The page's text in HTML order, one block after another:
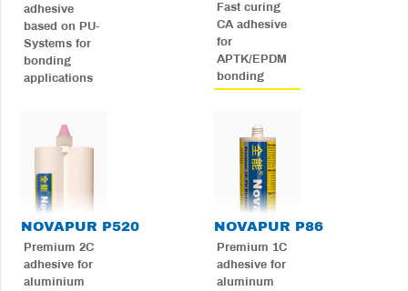
adhesive
based on PU-
Systems for
bonding
applications
Fast curing
CA adhesive
for
APTK/EPDM
bonding
NOVAPUR P520
Premium 2C
adhesive for
aluminium
NOVAPUR P86
Premium 1C
adhesive for
aluminum